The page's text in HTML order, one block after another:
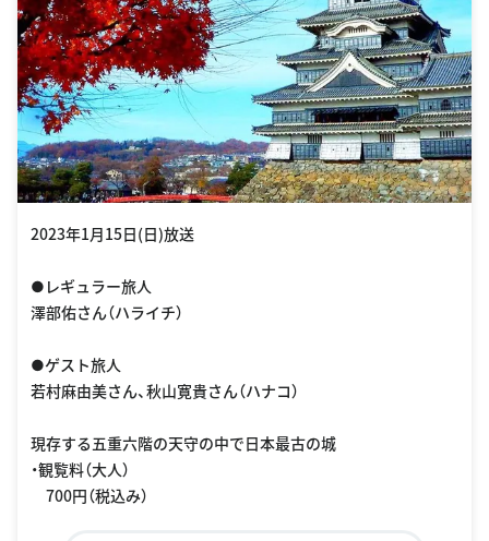
2023年1月15日(日)放送
●レギュラー旅人
澤部佑さん（ハライチ）
●ゲスト旅人
若村麻由美さん、秋山寛貴さん（ハナコ）
現存する五重六階の天守の中で日本最古の城
・観覧料（大人）
700円（税込み）